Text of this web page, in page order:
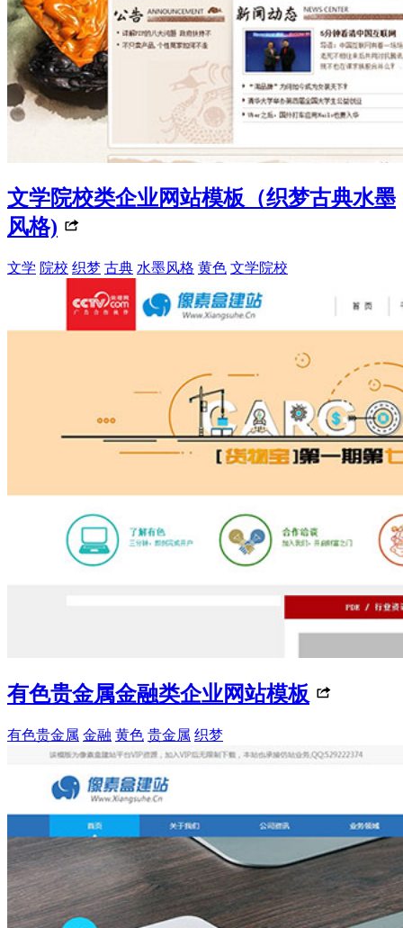
文学院校类企业网站模板（织梦古典水墨
风格)
文学 院校 织梦 古典 水墨风格 黄色 文学院校
有色贵金属金融类企业网站模板
有色贵金属 金融 黄色 贵金属 织梦